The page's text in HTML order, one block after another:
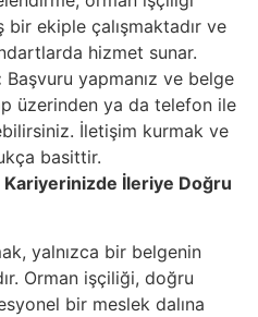
bir ekiple çalışmaktadır ve
hizmet sunar.
Başvuru yapmanız ve belge
üzerinden ya da telefon ile
İletişim kurmak ve
basittir.
Kariyerinizde İleriye Doğru
yalnızca bir belgenin
Orman işçiliği, doğru
bir meslek dalına